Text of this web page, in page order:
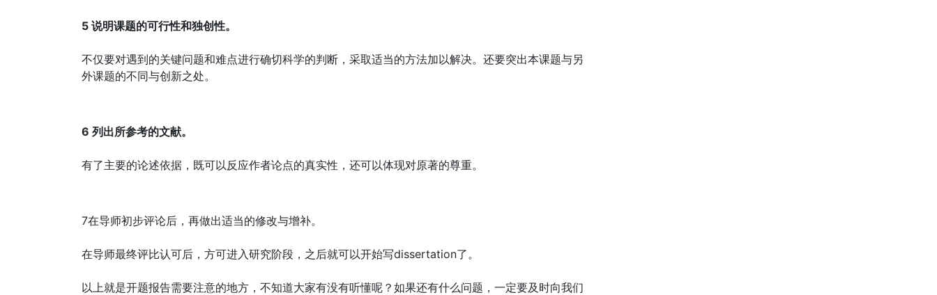
5 说明课题的可行性和独创性。
不仅要对遇到的关键问题和难点进行确切科学的判断，采取适当的方法加以解决。还要突出本课题与另
外课题的不同与创新之处。
6 列出所参考的文献。
有了主要的论述依据，既可以反应作者论点的真实性，还可以体现对原著的尊重。
7在导师初步评论后，再做出适当的修改与增补。
在导师最终评比认可后，方可进入研究阶段，之后就可以开始写dissertation了。
以上就是开题报告需要注意的地方，不知道大家有没有听懂呢？如果还有什么问题，一定要及时向我们